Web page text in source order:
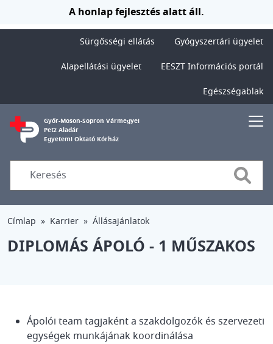
Ugrás a tartalomraA honlap fejlesztés alatt áll.
Sürgősségi ellátás
Gyógyszertári ügyelet
Alapellátási ügyelet
EESZT Információs portál
Egészségablak
Győr-Moson-Sopron Vármegyei
Petz Aladár
Egyetemi Oktató Kórház
Search
Címlap Karrier Állásajánlatok
DIPLOMÁS ÁPOLÓ - 1 MŰSZAKOS
Ápolói team tagjaként a szakdolgozók és szervezeti
egységek munkájának koordinálása